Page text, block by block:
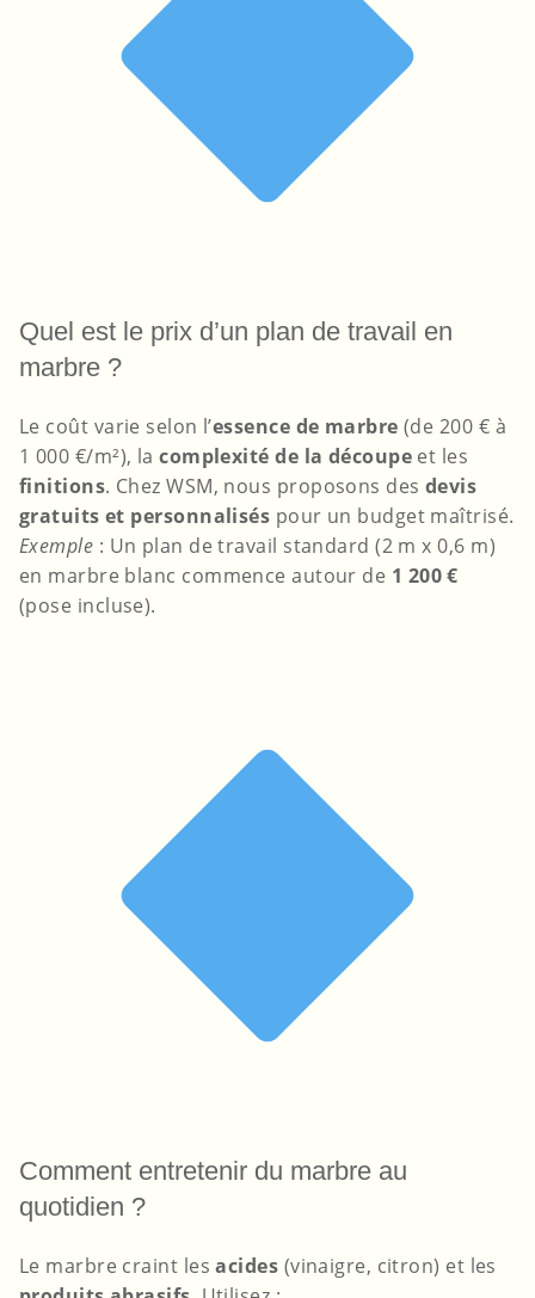
Quel est le prix d’un plan de travail en
marbre ?
Le coût varie selon l’essence de marbre (de 200 € à
1 000 €/m²), lacomplexité de la découpe et les
finitions. Chez WSM, nous proposons desdevis
gratuits et personnalisés pour un budget maîtrisé.
Exemple : Un plan de travail standard (2 m x 0,6 m)
en marbre blanc commence autour de 1 200 €
(pose incluse).
Comment entretenir du marbre au
quotidien ?
Le marbre craint lesacides (vinaigre, citron) et les